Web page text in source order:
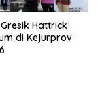
Gresik Hattrick
di Kejurprov